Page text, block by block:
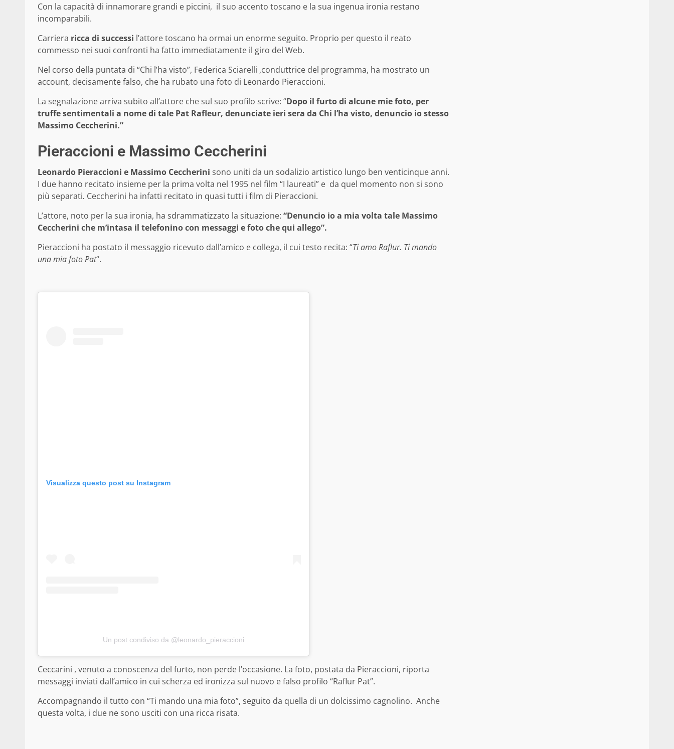
Con la capacità di innamorare grandi e piccini, il suo accento toscano e la sua ingenua ironia restano
incomparabili.
Carriera ricca di successi l’attore toscano ha ormai un enorme seguito. Proprio per questo il reato
commesso nei suoi confronti ha fatto immediatamente il giro del Web.
Nel corso della puntata di “Chi l’ha visto”, Federica Sciarelli ,conduttrice del programma, ha mostrato un
account, decisamente falso, che ha rubato una foto di Leonardo Pieraccioni.
La segnalazione arriva subito all’attore che sul suo profilo scrive: “Dopo il furto di alcune mie foto, per
truffe sentimentali a nome di tale Pat Rafleur, denunciate ieri sera da Chi l’ha visto, denuncio io stesso
Massimo Ceccherini.”
Pieraccioni e Massimo Ceccherini
Leonardo Pieraccioni e Massimo Ceccherini sono uniti da un sodalizio artistico lungo ben venticinque anni.
I due hanno recitato insieme per la prima volta nel 1995 nel film “I laureati” e da quel momento non si sono
più separati. Ceccherini ha infatti recitato in quasi tutti i film di Pieraccioni.
L’attore, noto per la sua ironia, ha sdrammatizzato la situazione: “Denuncio io a mia volta tale Massimo
Ceccherini che m’intasa il telefonino con messaggi e foto che qui allego”.
Pieraccioni ha postato il messaggio ricevuto dall’amico e collega, il cui testo recita: “Ti amo Raflur. Ti mando
una mia foto Pat“.
Visualizza questo post su Instagram
Un post condiviso da @leonardo_pieraccioni
Ceccarini , venuto a conoscenza del furto, non perde l’occasione. La foto, postata da Pieraccioni, riporta
messaggi inviati dall’amico in cui scherza ed ironizza sul nuovo e falso profilo “Raflur Pat”.
Accompagnando il tutto con “Ti mando una mia foto”, seguito da quella di un dolcissimo cagnolino. Anche
questa volta, i due ne sono usciti con una ricca risata.